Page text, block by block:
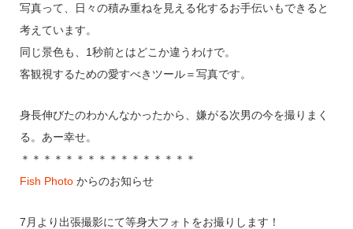
写真って、日々の積み重ねを見える化するお手伝いもできると
考えています。
同じ景色も、1秒前とはどこか違うわけで。
客観視するための愛すべきツール＝写真です。
身長伸びたのわかんなかったから、嫌がる次男の今を撮りまく
る。あー幸せ。
＊＊＊＊＊＊＊＊＊＊＊＊＊＊＊＊
Fish Photoからのお知らせ
7月より出張撮影にて等身大フォトをお撮りします！